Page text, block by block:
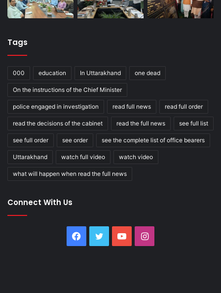
Tags
000 education In Uttarakhand one dead
On the instructions of the Chief Minister
police engaged in investigation read full news read full order
read the decisions of the cabinet read the full news see full list
see full order see order see the complete list of office bearers
Uttarakhand watch full video watch video
what will happen when read the full news
Connect With Us
Facebook
Twitter YouTubeInstagram